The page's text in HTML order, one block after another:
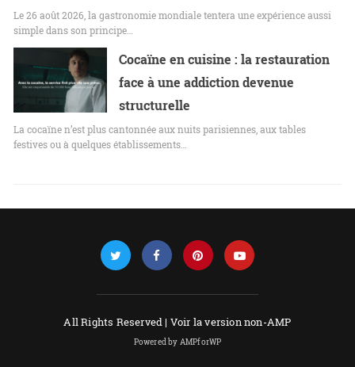
Le 26 août 2026, la gastronomie mondiale tentera une expérience aussi
simple dans son principe…
Cocaïne en cuisine : la restauration
face à une addiction devenue
structurelle
La cocaïne n’est plus cantonnée aux nuits parisiennes, aux tables
festives ou à quelques établissements…
All Rights Reserved | Voir la version non-AMP
Powered by AMPforWP